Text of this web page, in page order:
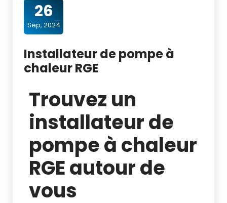
26
Sep, 2024
Installateur de pompe à
chaleur RGE
Trouvez un
installateur de
pompe à chaleur
RGE autour de
vous